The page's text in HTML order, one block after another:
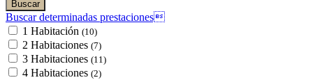
Buscar determinadas prestaciones
1 Habitación (10)
2 Habitaciones (7)
3 Habitaciones (11)
4 Habitaciones (2)